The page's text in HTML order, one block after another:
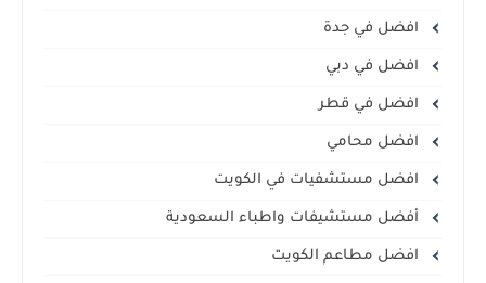
افضل في جدة
افضل في دبي
افضل في قطر
افضل محامي
افضل مستشفيات في الكويت
أفضل مستشيفات واطباء السعودية
افضل مطاعم الكويت